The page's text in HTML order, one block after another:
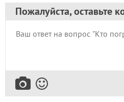
Пожалуйста, оставьте